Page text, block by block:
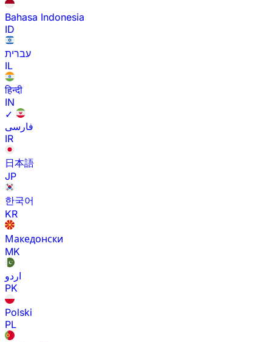
Bahasa Indonesia
ID
עברית
IL
हिन्दी
IN
✓
فارسی
IR
日本語
JP
한국어
KR
Македонски
MK
اردو
PK
Polski
PL